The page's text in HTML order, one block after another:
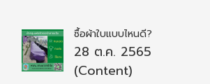
ซื้อผ้าใบแบบไหนดี?
28 ต.ค. 2565
(Content)